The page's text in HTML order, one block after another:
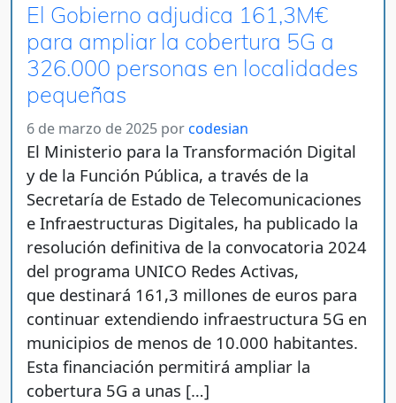
El Gobierno adjudica 161,3M€
para ampliar la cobertura 5G a
326.000 personas en localidades
pequeñas
6 de marzo de 2025 por codesian
El Ministerio para la Transformación Digital
y de la Función Pública, a través de la
Secretaría de Estado de Telecomunicaciones
e Infraestructuras Digitales, ha publicado la
resolución definitiva de la convocatoria 2024
del programa UNICO Redes Activas,
que destinará 161,3 millones de euros para
continuar extendiendo infraestructura 5G en
municipios de menos de 10.000 habitantes.
Esta financiación permitirá ampliar la
cobertura 5G a unas […]